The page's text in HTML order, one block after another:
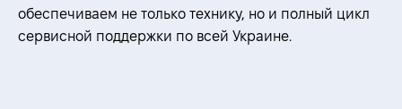
обеспечиваем не только технику, но и полный цикл
сервисной поддержки по всей Украине.